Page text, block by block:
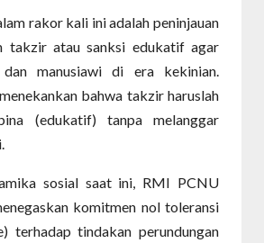
rakor kali ini adalah peninjauan
takzir atau sanksi edukatif agar
manusiawi di era kekinian.
bahwa takzir haruslah
(edukatif) tanpa melanggar
sosial saat ini, RMI PCNU
komitmen nol toleransi
terhadap tindakan perundungan